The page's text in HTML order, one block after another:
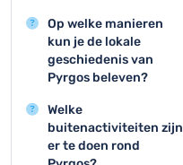
kasteel en de
traditionele architectuur
in het oude
stadscentrum, waar
genieten van
authentieke Griekse
sfeer.
De beste periode om
Pyrgos te bezoeken is
tussen april en oktober,
met name in de lente en
vroege herfst wanneer
het weer aangenaam is
en de toeristische
drukte nog niet op zijn
hoogtepunt is.
Op welke manieren
kun je de lokale
geschiedenis van
Pyrgos beleven?
Bezoekers kunnen de
geschiedenis van
Pyrgos ervaren door
rondleidingen te volgen
Welke
buitenactiviteiten zijn
er te doen rond